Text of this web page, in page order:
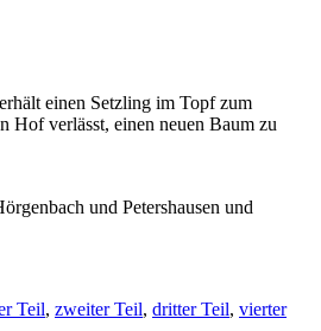
einen Setzling im Topf zum
Hof verlässt, einen neuen Baum zu
und Petershausen und
Teil, zweiter Teil, dritter Teil, vierter